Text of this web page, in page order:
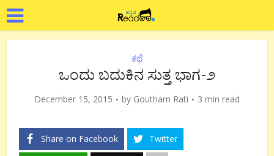
ಕಥೆ
ಒಂದು ಬದುಕಿನ ಸುತ್ತ ಭಾಗ-೨
December 15, 2015 by Goutham Rati 3 min read
Share on Facebook Twitter